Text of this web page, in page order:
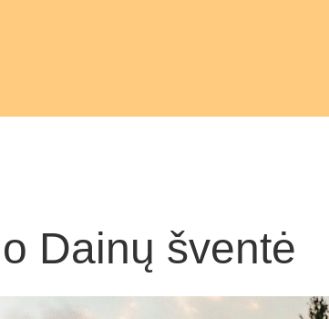
Dainų šventė